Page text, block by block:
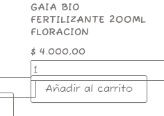
GAIA BIO
FERTILIZANTE 200ML
FLORACION
$ 4.000,00
Añadir al carrito